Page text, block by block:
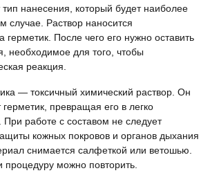
тип нанесения, который будет наиболее
случае. Раствор наносится
герметик. После чего его нужно оставить
необходимое для того, чтобы
реакция.
— токсичный химический раствор. Он
герметик, превращая его в легко
работе с составом не следует
кожных покровов и органов дыхания
снимается салфеткой или ветошью.
можно повторить.